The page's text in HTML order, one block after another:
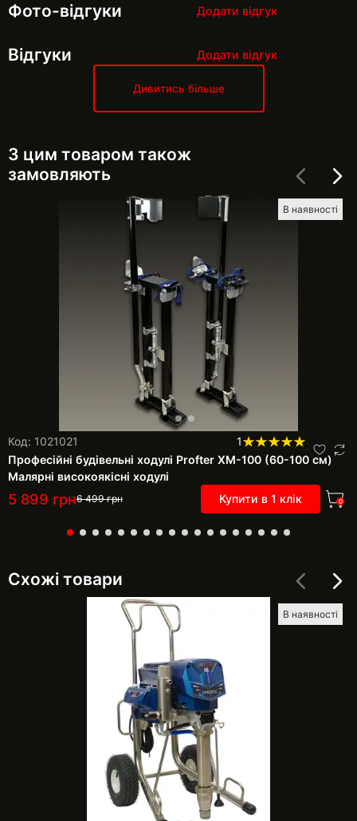
Фото-відгуки Додати відгук
Відгуки Додати відгук
Дивитись більше
З цим товаром також
замовляють
В наявності
Код: 1021021
1
Професійні будівельні ходулі Profter XM-100 (60-100 см)
Малярні високоякісні ходулі
5 899 грн6 499грн Купити в 1 клік 0
Схожі товари
В наявності